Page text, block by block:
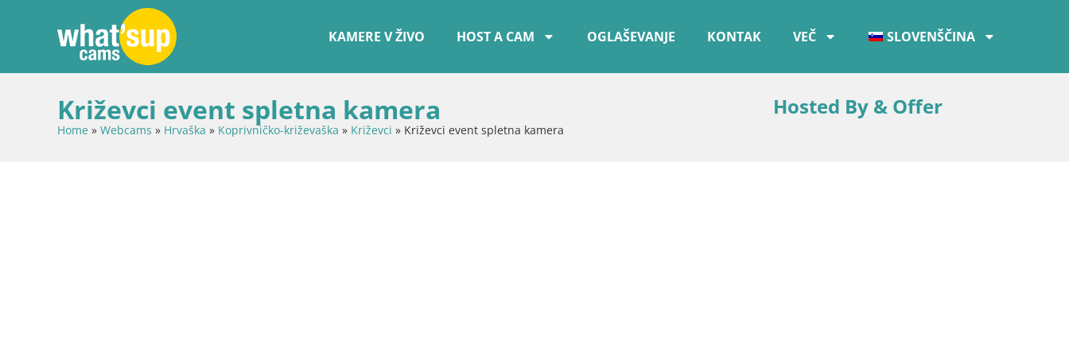
KAMERE V ŽIVO HOST A CAM OGLAŠEVANJE KONTAK VEČ SLOVENŠČINA
Križevci event spletna kamera
Home » Webcams » Hrvaška » Koprivničko-križevaška » Križevci » Križevci event spletna kamera
Hosted By & Offer